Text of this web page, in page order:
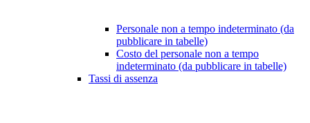
Personale non a tempo indeterminato (da
pubblicare in tabelle)
Costo del personale non a tempo
indeterminato (da pubblicare in tabelle)
Tassi di assenza